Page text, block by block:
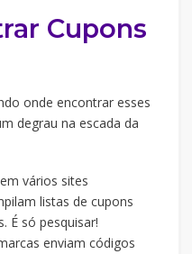
Cupons
onde encontrar esses
degrau na escada da
vários sites
listas de cupons
É só pesquisar!
enviam códigos